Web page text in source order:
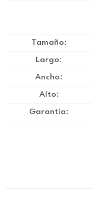
Tamaño
Largo
Ancho
Alto
Garantía